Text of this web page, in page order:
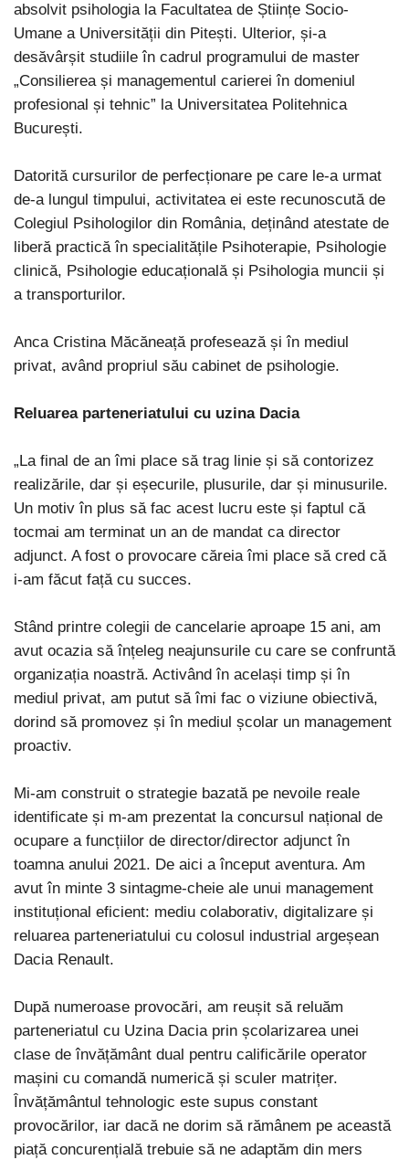
absolvit psihologia la Facultatea de Științe Socio-
Umane a Universității din Pitești. Ulterior, și-a
desăvârșit studiile în cadrul programului de master
„Consilierea și managementul carierei în domeniul
profesional și tehnic” la Universitatea Politehnica
București.
Datorită cursurilor de perfecționare pe care le-a urmat
de-a lungul timpului, activitatea ei este recunoscută de
Colegiul Psihologilor din România, deținând atestate de
liberă practică în specialitățile Psihoterapie, Psihologie
clinică, Psihologie educațională și Psihologia muncii și
a transporturilor.
Anca Cristina Măcăneață profesează și în mediul
privat, având propriul său cabinet de psihologie.
Reluarea parteneriatului cu uzina Dacia
„La final de an îmi place să trag linie și să contorizez
realizările, dar și eșecurile, plusurile, dar și minusurile.
Un motiv în plus să fac acest lucru este și faptul că
tocmai am terminat un an de mandat ca director
adjunct. A fost o provocare căreia îmi place să cred că
i-am făcut față cu succes.
Stând printre colegii de cancelarie aproape 15 ani, am
avut ocazia să înțeleg neajunsurile cu care se confruntă
organizația noastră. Activând în același timp și în
mediul privat, am putut să îmi fac o viziune obiectivă,
dorind să promovez și în mediul școlar un management
proactiv.
Mi-am construit o strategie bazată pe nevoile reale
identificate și m-am prezentat la concursul național de
ocupare a funcțiilor de director/director adjunct în
toamna anului 2021. De aici a început aventura. Am
avut în minte 3 sintagme-cheie ale unui management
instituțional eficient: mediu colaborativ, digitalizare și
reluarea parteneriatului cu colosul industrial argeșean
Dacia Renault.
După numeroase provocări, am reușit să reluăm
parteneriatul cu Uzina Dacia prin școlarizarea unei
clase de învățământ dual pentru calificările operator
mașini cu comandă numerică și sculer matrițer.
Învățământul tehnologic este supus constant
provocărilor, iar dacă ne dorim să rămânem pe această
piață concurențială trebuie să ne adaptăm din mers